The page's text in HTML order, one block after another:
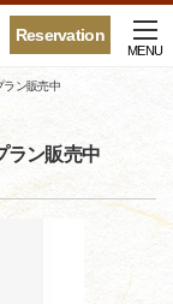
Reservation
MENU
ラン販売中
ラン販売中